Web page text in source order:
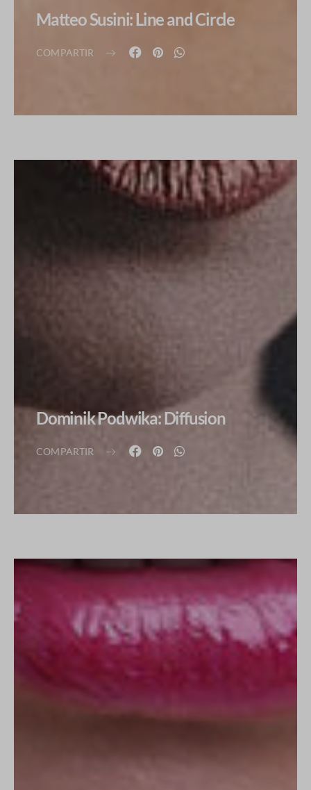
Matteo Susini: Line and Circle
COMPARTIR
Dominik Podwika: Diffusion
COMPARTIR